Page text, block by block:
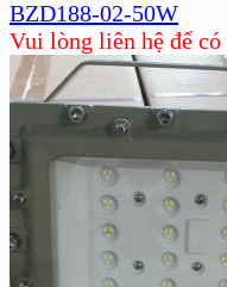
BZD188-02-50W
Vui lòng liên hệ để